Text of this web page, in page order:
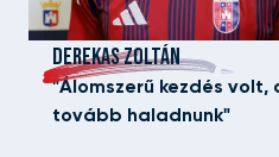
DEREKAS ZOLTÁN
"Álomszerű kezdés volt,
tovább haladnunk"